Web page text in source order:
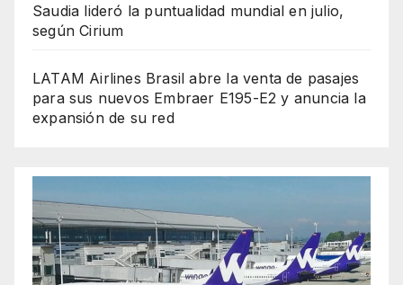
Saudia lideró la puntualidad mundial en julio,
según Cirium
LATAM Airlines Brasil abre la venta de pasajes
para sus nuevos Embraer E195-E2 y anuncia la
expansión de su red